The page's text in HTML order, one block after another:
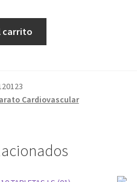
carrito
Cardiovascular